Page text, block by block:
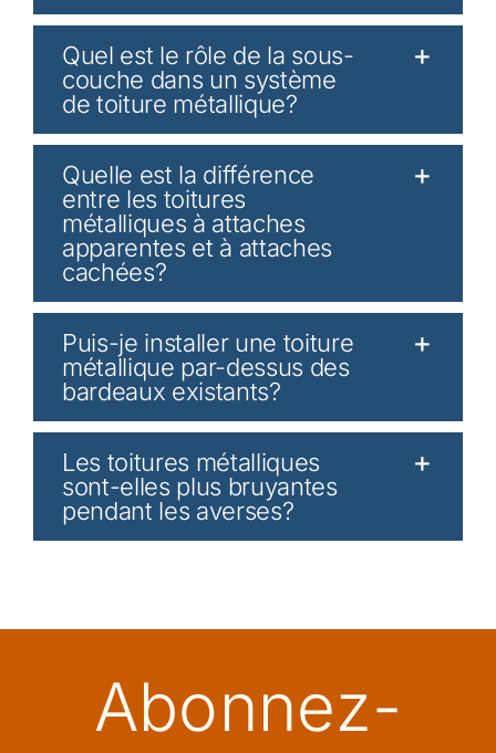
Quel est le rôle de la sous-
couche dans un système
de toiture métallique?
Quelle est la différence
entre les toitures
métalliques à attaches
apparentes et à attaches
cachées?
Puis-je installer une toiture
métallique par-dessus des
bardeaux existants?
Les toitures métalliques
sont-elles plus bruyantes
pendant les averses?
Abonnez-